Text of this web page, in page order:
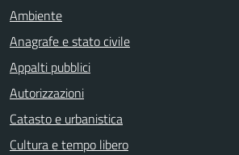
Ambiente
Anagrafe e stato civile
Appalti pubblici
Autorizzazioni
Catasto e urbanistica
Cultura e tempo libero